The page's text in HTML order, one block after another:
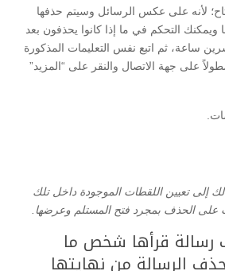
لأنه على عكس الرسائل وسيتم حذفها
ويمكنك التحكم في ما إذا كانوا يحذفون بعد
ساعة، ثم اتبع نفس التعليمات المذكورة
على جهة الاتصال والنقر على “المزيد”
إلى تعيين اللقطات الموجودة داخل تلك
على الحذف بمجرد فتح المستلم وعرضها.
رسالة قرأها شخص ما
الرسالة من نهايتها